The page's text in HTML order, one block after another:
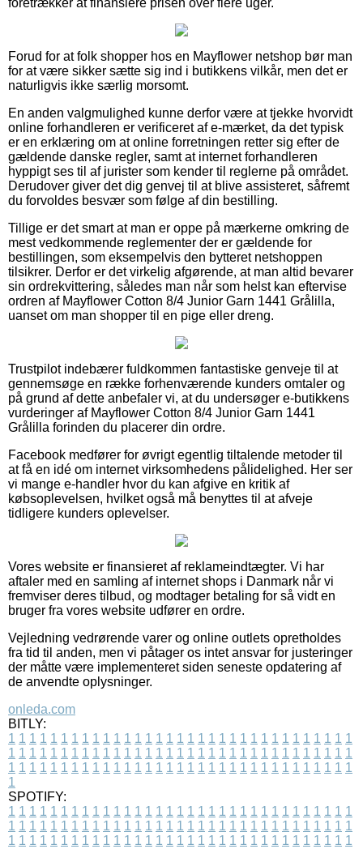
Forud for at folk shopper hos en Mayflower netshop bør man
for at være sikker sætte sig ind i butikkens vilkår, men det er
naturligvis ikke særlig morsomt.
En anden valgmulighed kunne derfor være at tjekke hvorvidt
online forhandleren er verificeret af e-mærket, da det typisk
er en erklæring om at online forretningen retter sig efter de
gældende danske regler, samt at internet forhandleren
hyppigt ses til af jurister som kender til reglerne på området.
Derudover giver det dig genvej til at blive assisteret, såfremt
du forvoldes besvær som følge af din bestilling.
Tillige er det smart at man er oppe på mærkerne omkring de
mest vedkommende reglementer der er gældende for
bestillingen, som eksempelvis den bytteret netshoppen
tilsikrer. Derfor er det virkelig afgørende, at man altid bevarer
sin ordrekvittering, således man når som helst kan eftervise
ordren af Mayflower Cotton 8/4 Junior Garn 1441 Grålilla,
uanset om man shopper til en pige eller dreng.
Trustpilot indebærer fuldkommen fantastiske genveje til at
gennemsøge en række forhenværende kunders omtaler og
på grund af dette anbefaler vi, at du undersøger e-butikkens
vurderinger af Mayflower Cotton 8/4 Junior Garn 1441
Grålilla forinden du placerer din ordre.
Facebook medfører for øvrigt egentlig tiltalende metoder til
at få en idé om internet virksomhedens pålidelighed. Her ser
vi mange e-handler hvor du kan afgive en kritik af
købsoplevelsen, hvilket også må benyttes til at afveje
tidligere kunders oplevelser.
Vores website er finansieret af reklameindtægter. Vi har
aftaler med en samling af internet shops i Danmark når vi
fremviser deres tilbud, og modtager betaling for så vidt en
bruger fra vores website udfører en ordre.
Vejledning vedrørende varer og online outlets opretholdes
fra tid til anden, men vi påtager os intet ansvar for justeringer
der måtte være implementeret siden seneste opdatering af
de anvendte oplysninger.
onleda.com
BITLY:
1 1 1 1 1 1 1 1 1 1 1 1 1 1 1 1 1 1 1 1 1 1 1 1 1 1 1 1 1 1 1 1 1
1 1 1 1 1 1 1 1 1 1 1 1 1 1 1 1 1 1 1 1 1 1 1 1 1 1 1 1 1 1 1 1 1
1 1 1 1 1 1 1 1 1 1 1 1 1 1 1 1 1 1 1 1 1 1 1 1 1 1 1 1 1 1 1 1 1
1
SPOTIFY:
1 1 1 1 1 1 1 1 1 1 1 1 1 1 1 1 1 1 1 1 1 1 1 1 1 1 1 1 1 1 1 1 1
1 1 1 1 1 1 1 1 1 1 1 1 1 1 1 1 1 1 1 1 1 1 1 1 1 1 1 1 1 1 1 1 1
1 1 1 1 1 1 1 1 1 1 1 1 1 1 1 1 1 1 1 1 1 1 1 1 1 1 1 1 1 1 1 1 1